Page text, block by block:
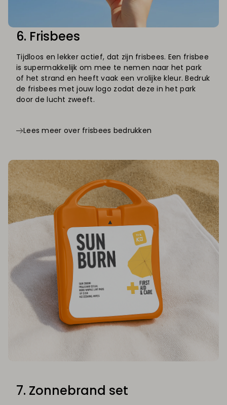
6. Frisbees
Tijdloos en lekker actief, dat zijn frisbees. Een frisbee
is supermakkelijk om mee te nemen naar het park
of het strand en heeft vaak een vrolijke kleur. Bedruk
de frisbees met jouw logo zodat deze in het park
door de lucht zweeft.
Lees meer over frisbees bedrukken
7. Zonnebrand set